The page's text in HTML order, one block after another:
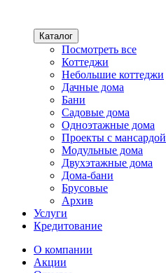
Каталог
Посмотреть все
Коттеджи
Небольшие коттеджи
Дачные дома
Бани
Садовые дома
Одноэтажные дома
Проекты с мансардой
Модульные дома
Двухэтажные дома
Дома-бани
Брусовые
Архив
Услуги
Кредитование
О компании
Акции